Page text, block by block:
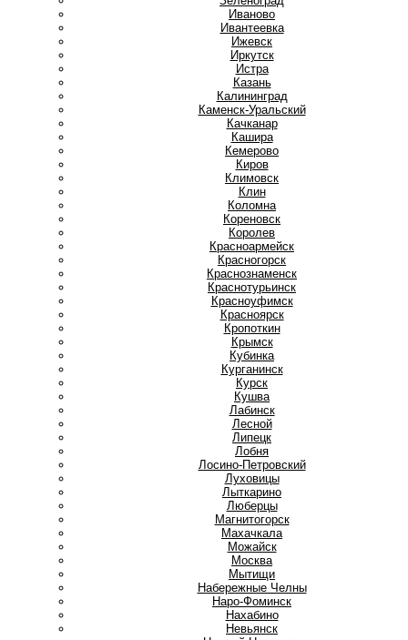
Иваново
Ивантеевка
Ижевск
Иркутск
Истра
Казань
Калининград
Каменск-Уральский
Качканар
Кашира
Кемерово
Киров
Климовск
Клин
Коломна
Кореновск
Королев
Красноармейск
Красногорск
Краснознаменск
Краснотурьинск
Красноуфимск
Красноярск
Кропоткин
Крымск
Кубинка
Курганинск
Курск
Кушва
Лабинск
Лесной
Липецк
Лобня
Лосино-Петровский
Луховицы
Лыткарино
Люберцы
Магнитогорск
Махачкала
Можайск
Москва
Мытищи
Набережные Челны
Наро-Фоминск
Нахабино
Невьянск